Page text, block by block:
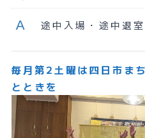
途中入場・途中退
毎月第2土曜は四日市ま
とときを